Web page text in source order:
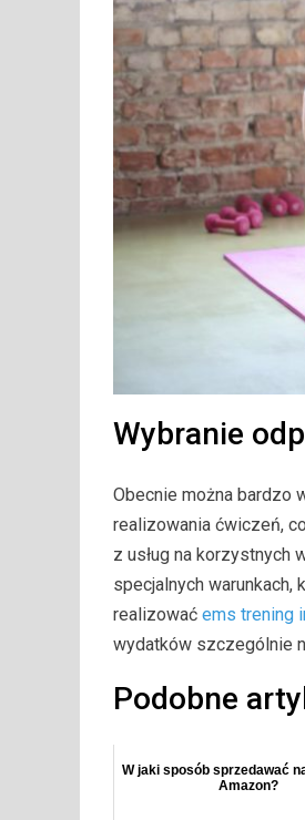
Wybranie
Obecnie można bardzo
realizowania ćwiczeń,
z usług na korzystnych
specjalnych
realizować ems trening
wydatków szczególnie
Podobne
W jaki sposób sprzedawać
Amazon?